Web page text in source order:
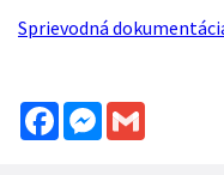
Sprievodná
FacebookMessenger